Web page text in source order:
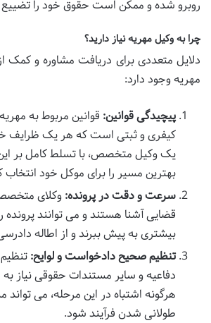
روبرو شده و ممکن است حقوق خود را تضییع
چرا به وکیل مهریه نیاز دارید؟
دلایل متعددی برای دریافت مشاوره و
مهریه وجود دارد:
پیچیدگی قوانین: قوانین مربوط به
کیفری و ثبتی است که هر یک ظرایف
یک وکیل متخصص، با تسلط کامل بر این
بهترین مسیر را برای موکل خود انتخاب
سرعت و دقت در پرونده:وکلای متخصص
قضایی آشنا هستند و می توانند
بیشتری به پیش ببرند و از اطاله
تنظیم صحیح دادخواست و لوایح:
دفاعیه و سایر مستندات حقوقی نیاز
هرگونه اشتباه در این مرحله، می تواند
طولانی شدن فرآیند شود.